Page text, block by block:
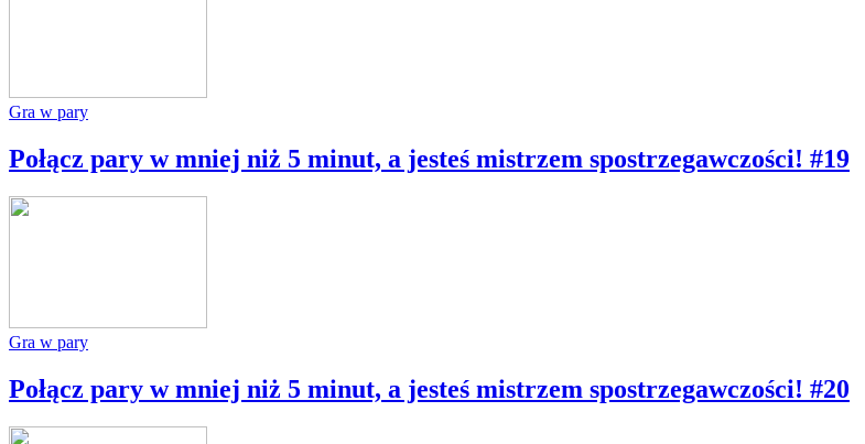
Gra w pary
Połącz pary w mniej niż 5 minut, a jesteś mistrzem spostrzegawczości! #19
Gra w pary
Połącz pary w mniej niż 5 minut, a jesteś mistrzem spostrzegawczości! #20